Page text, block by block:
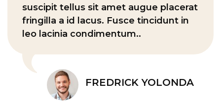
suscipit tellus sit amet augue placerat
fringilla a id lacus. Fusce tincidunt in
leo lacinia condimentum..
FREDRICK YOLONDA